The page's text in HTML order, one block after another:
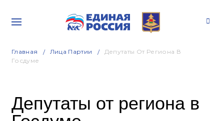
Главная Лица Партии
Депутаты От Региона В
Госдуме
Депутаты от региона в